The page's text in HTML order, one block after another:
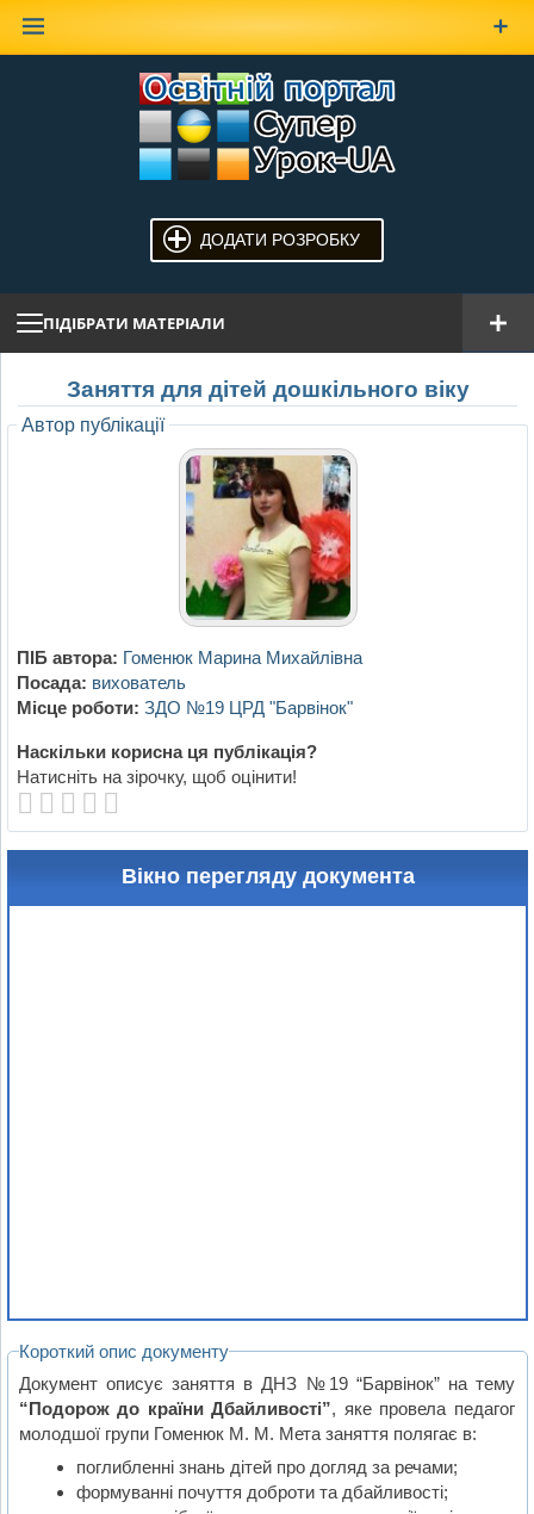
ДОДАТИ РОЗРОБКУ
ПІДІБРАТИ МАТЕРІАЛИ
Заняття для дітей дошкільного віку
Автор публікації
ПІБ автора: Гоменюк Марина Михайлівна
Посада: вихователь
Місце роботи: ЗДО №19 ЦРД "Барвінок"
Наскільки корисна ця публікація?
Натисніть на зірочку, щоб оцінити!
Вікно перегляду документа
Короткий опис документу
Документ описує заняття в ДНЗ №19 “Барвінок” на тему
“Подорож до країни Дбайливості”, яке провела педагог
молодшої групи Гоменюк М. М. Мета заняття полягає в:
поглибленні знань дітей про догляд за речами;
формуванні почуття доброти та дбайливості;